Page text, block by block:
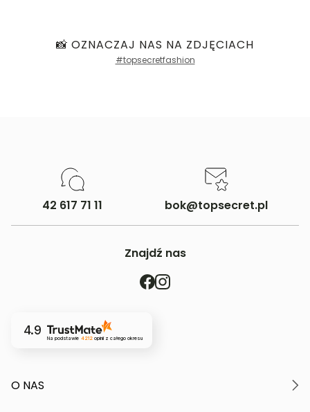
📸 OZNACZAJ NAS NA ZDJĘCIACH
#topsecretfashion
42 617 71 11 bok@topsecret.pl
Znajdź nas
4.9
Na podstawie 4212opinii z całego okresu
O NAS